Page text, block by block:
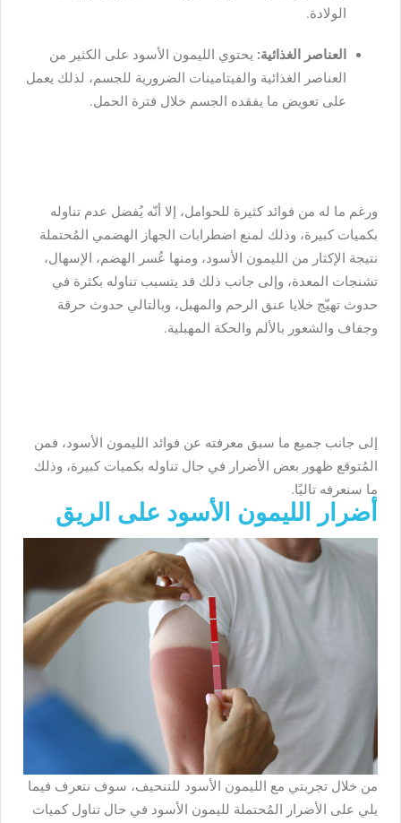
الولادة.
العناصر الغذائية: يحتوي الليمون الأسود على الكثير من
العناصر الغذائية والفيتامينات الضرورية للجسم، لذلك يعمل
على تعويض ما يفقده الجسم خلال فترة الحمل.
ورغم ما له من فوائد كثيرة للحوامل، إلا أنّه يُفضل عدم تناوله
بكميات كبيرة، وذلك لمنع اضطرابات الجهاز الهضمي المُحتملة
نتيجة الإكثار من الليمون الأسود، ومنها عُسر الهضم، الإسهال،
تشنجات المعدة، وإلى جانب ذلك قد يتسبب تناوله بكثرة في
حدوث تهيّج خلايا عنق الرحم والمهبل، وبالتالي حدوث حرقة
وجفاف والشعور بالألم والحكة المهبلية.
إلى جانب جميع ما سبق معرفته عن فوائد الليمون الأسود، فمن
المُتوقع ظهور بعض الأضرار في حال تناوله بكميات كبيرة، وذلك
ما سنعرفه تاليًا.
أضرار الليمون الأسود على الريق
من خلال تجربتي مع الليمون الأسود للتنحيف، سوف نتعرف فيما
يلي على الأضرار المُحتملة لليمون الأسود في حال تناول كميات